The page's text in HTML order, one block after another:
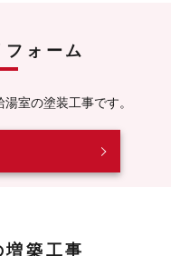
ォーム
室の塗装工事です。
築工事